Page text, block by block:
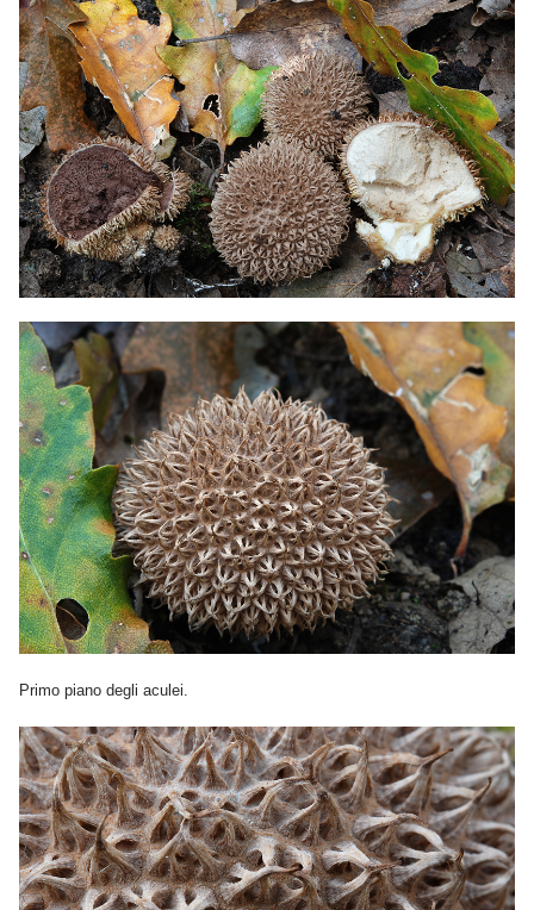
Primo piano degli aculei.